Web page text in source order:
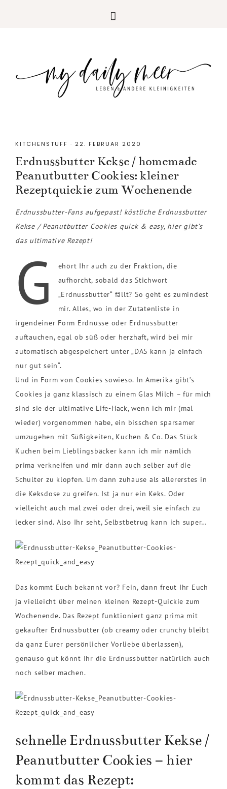
KITCHENSTUFF · 22. FEBRUAR 2020
Erdnussbutter Kekse / homemade
Peanutbutter Cookies: kleiner
Rezeptquickie zum Wochenende
Erdnussbutter-Fans aufgepast! köstliche Erdnussbutter
Kekse / Peanutbutter Cookies quick & easy, hier gibt’s
das ultimative Rezept!
G
ehört Ihr auch zu der Fraktion, die
aufhorcht, sobald das Stichwort
„Erdnussbutter“ fällt? So geht es zumindest
mir. Alles, wo in der Zutatenliste in
irgendeiner Form Erdnüsse oder Erdnussbutter
auftauchen, egal ob süß oder herzhaft, wird bei mir
automatisch abgespeichert unter „DAS kann ja einfach
nur gut sein“.
Und in Form von Cookies sowieso. In Amerika gibt’s
Cookies ja ganz klassisch zu einem Glas Milch – für mich
sind sie der ultimative Life-Hack, wenn ich mir (mal
wieder) vorgenommen habe, ein bisschen sparsamer
umzugehen mit Süßigkeiten, Kuchen & Co. Das Stück
Kuchen beim Lieblingsbäcker kann ich mir nämlich
prima verkneifen und mir dann auch selber auf die
Schulter zu klopfen. Um dann zuhause als allererstes in
die Keksdose zu greifen. Ist ja nur ein Keks. Oder
vielleicht auch mal zwei oder drei, weil sie einfach zu
lecker sind. Also Ihr seht, Selbstbetrug kann ich super…
Das kommt Euch bekannt vor? Fein, dann freut Ihr Euch
ja vielleicht über meinen kleinen Rezept-Quickie zum
Wochenende. Das Rezept funktioniert ganz prima mit
gekaufter Erdnussbutter (ob creamy oder crunchy bleibt
da ganz Eurer persönlicher Vorliebe überlassen),
genauso gut könnt Ihr die Erdnussbutter natürlich auch
noch selber machen.
schnelle Erdnussbutter Kekse /
Peanutbutter Cookies – hier
kommt das Rezept: